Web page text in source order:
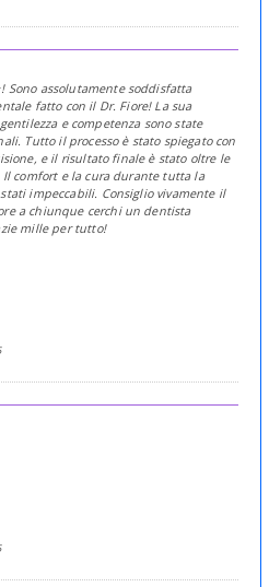
Sono assolutamente soddisfatta
fatto con il Dr. Fiore! La sua
e competenza sono state
Tutto il processo è stato spiegato con
e il risultato finale è stato oltre le
Il comfort e la cura durante tutta la
impeccabili. Consiglio vivamente il
a chiunque cerchi un dentista
mille per tutto!